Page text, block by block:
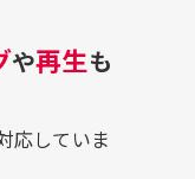
や再生も
応していま